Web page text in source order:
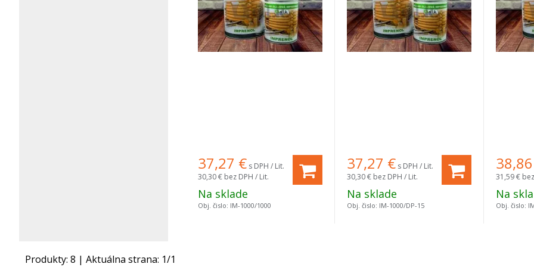
37,27 € s DPH / Lit.
30,30 € bez DPH / Lit.
Na sklade
Obj. čislo: IM-1000/1000
37,27 € s DPH / Lit.
30,30 € bez DPH / Lit.
Na sklade
Obj. čislo: IM-1000/DP-15
38,86
31,59 €
Na
Obj. čislo:
Produkty: 8 | Aktuálna strana: 1/1